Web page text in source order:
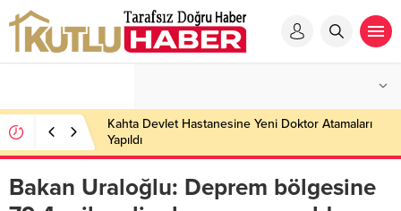
Kahta Devlet Hastanesine Yeni Doktor Atamaları
Yapıldı
Bakan Uraloğlu: Deprem bölgesine